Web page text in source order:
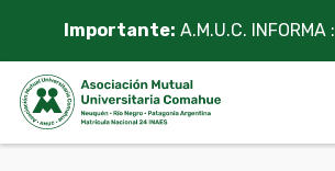
content
Importante: A.M.U.C. INFORMA :